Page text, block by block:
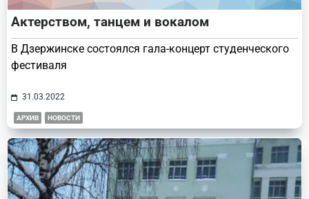
Актерством, танцем и вокалом
В Дзержинске состоялся гала-концерт студенческого
фестиваля
31.03.2022
АРХИВ НОВОСТИ